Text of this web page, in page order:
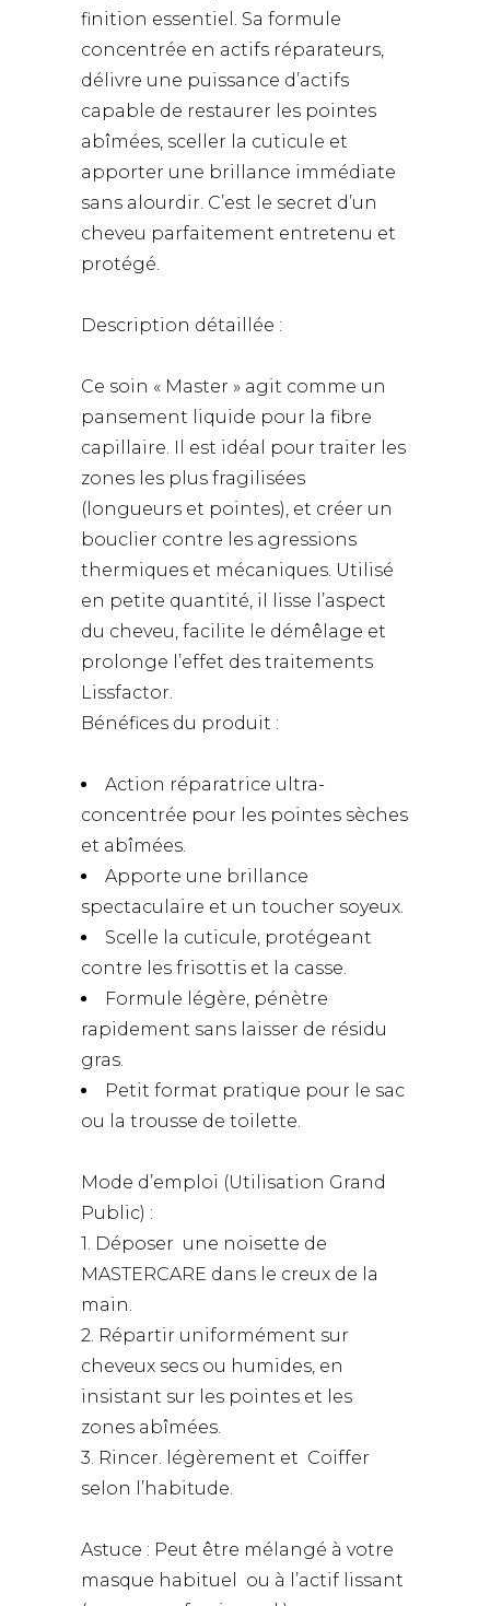
finition essentiel. Sa formule
concentrée en actifs réparateurs,
délivre une puissance d’actifs
capable de restaurer les pointes
abîmées, sceller la cuticule et
apporter une brillance immédiate
sans alourdir. C’est le secret d’un
cheveu parfaitement entretenu et
protégé.
Description détaillée :
Ce soin « Master » agit comme un
pansement liquide pour la fibre
capillaire. Il est idéal pour traiter les
zones les plus fragilisées
(longueurs et pointes), et créer un
bouclier contre les agressions
thermiques et mécaniques. Utilisé
en petite quantité, il lisse l’aspect
du cheveu, facilite le démêlage et
prolonge l’effet des traitements
Lissfactor.
Bénéfices du produit :
Action réparatrice ultra-
concentrée pour les pointes sèches
et abîmées.
Apporte une brillance
spectaculaire et un toucher soyeux.
Scelle la cuticule, protégeant
contre les frisottis et la casse.
Formule légère, pénètre
rapidement sans laisser de résidu
gras.
Petit format pratique pour le sac
ou la trousse de toilette.
Mode d’emploi (Utilisation Grand
Public) :
1. Déposer une noisette de
MASTERCARE dans le creux de la
main.
2. Répartir uniformément sur
cheveux secs ou humides, en
insistant sur les pointes et les
zones abîmées.
3. Rincer. légèrement et Coiffer
selon l’habitude.
Astuce : Peut être mélangé à votre
masque habituel ou à l’actif lissant